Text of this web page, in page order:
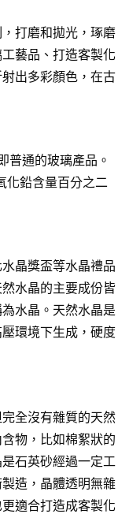
打磨和拋光，琢磨
藝品、打造客製化
出多彩顏色，在古
普通的玻璃產品。
化鉛含量百分之二
晶獎盃等水晶禮品
水晶的主要成份皆
水晶。天然水晶是
環境下生成，硬度
全沒有雜質的天然
物，比如棉絮狀的
石英砂經過一定工
造，晶體透明無雜
適合打造成客製化